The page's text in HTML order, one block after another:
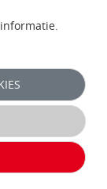
welzijn van